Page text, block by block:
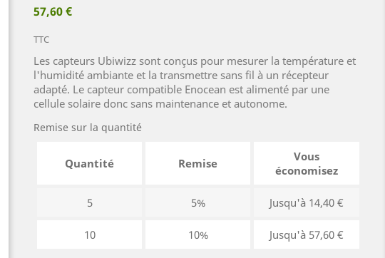
57,60 €
TTC
Les capteurs Ubiwizz sont conçus pour mesurer la température et
l'humidité ambiante et la transmettre sans fil à un récepteur
adapté. Le capteur compatible Enocean est alimenté par une
cellule solaire donc sans maintenance et autonome.
Remise sur la quantité
Quantité Remise
Vous
économisez
5 5% Jusqu'à 14,40 €
10 10% Jusqu'à 57,60 €